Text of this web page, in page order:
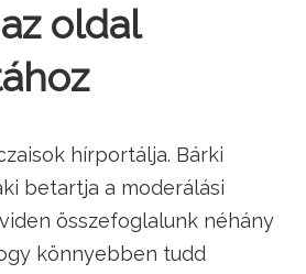
oldal
hírportálja. Bárki
betartja a moderálási
összefoglalunk néhány
könnyebben tudd